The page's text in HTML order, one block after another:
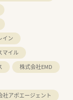
イン
マイル
株式会社EMD
社アポエージェント